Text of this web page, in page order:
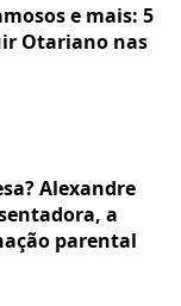
e mais: 5
Otariano nas
Alexandre
a
parental